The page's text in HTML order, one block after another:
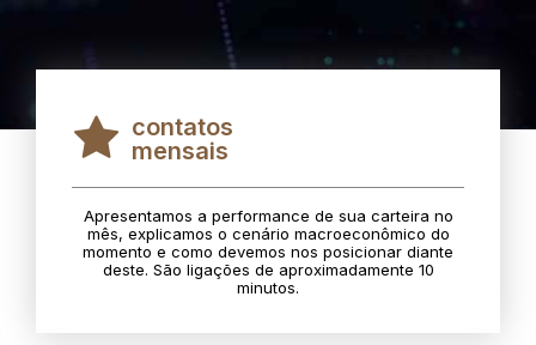
contatos
mensais
Apresentamos a performance de sua carteira no
mês, explicamos o cenário macroeconômico do
momento e como devemos nos posicionar diante
deste. São ligações de aproximadamente 10
minutos.